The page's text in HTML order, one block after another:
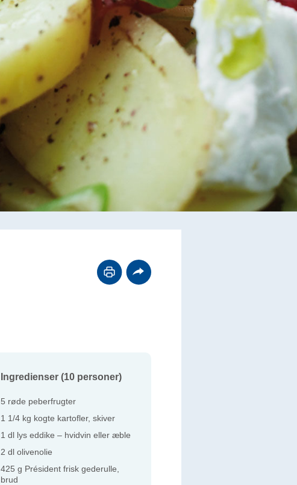
Ingredienser (10 personer)
5 røde peberfrugter
1 1/4 kg kogte kartofler, skiver
1 dl lys eddike – hvidvin eller æble
2 dl olivenolie
425 g Président frisk gederulle,
brud